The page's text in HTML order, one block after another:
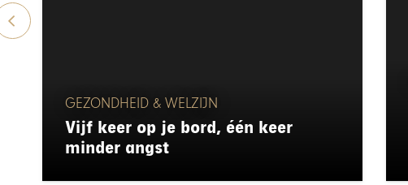
GEZONDHEID & WELZIJN
Vijf keer op je bord, één keer
minder angst